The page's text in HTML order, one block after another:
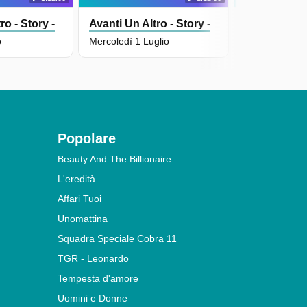
- Story - Avanti Un Altro - Story -
Mercoledì 1 Luglio
Popolare
Beauty And The Billionaire
L'eredità
Affari Tuoi
Unomattina
Squadra Speciale Cobra 11
TGR - Leonardo
Tempesta d'amore
Uomini e Donne